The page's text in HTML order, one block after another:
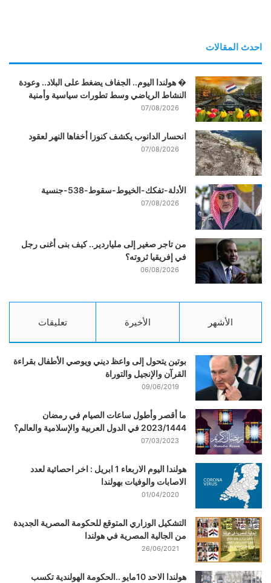
احدث المقالات
� هولندا اليوم.. الجفاف يضغط على البلاد.. وعودة
النشاط الرياضي وسط تطورات سياسية وأمنية
07/08/2026
انحسار الدانوب يكشف كنوزا أخفاها النهر لعقود
07/08/2026
الأدلة-تفكك-الخيوط-سقوط-538-جنسية
07/08/2026
من تاجر صغير إلى ملياردير.. كيف بنى أغنى رجل
في إفريقيا ثروته؟
06/08/2026
الأشهر الأخيرة تعليقات
بوتين يتحول إلى واعظ ديني ويوصي الأطفال بقراءة
القرآن والإنجيل والتوراة
09/06/2019
ما أقصر وأطول ساعات الصيام في رمضان
2023/1444 في الدول العربية والإسلامية والعالم؟
07/03/2023
هولندا اليوم الاربعاء 1 ابريل : اخر احصائية لعدد
الاصابات والوفيات بهولندا
01/04/2020
التشكيل الوزاري المتوقع للحكومة المصرية الجديدة
من الجالية المصرية في هولندا
26/06/2021
هولندا الاحد 10مايو ..الحكومة الهولندية تكسب